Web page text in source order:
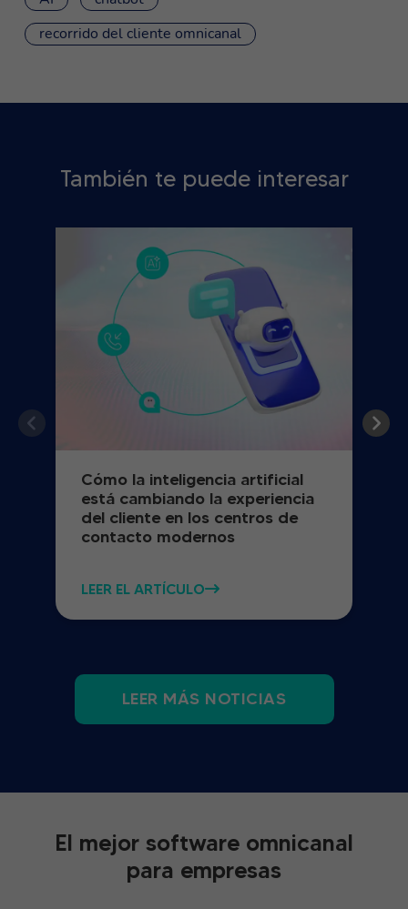
recorrido del cliente omnicanal
También te puede interesar
Cómo la inteligencia artificial
está cambiando la experiencia
del cliente en los centros de
contacto modernos
LEER EL ARTÍCULO
LEER MÁS NOTICIAS
El mejor software omnicanal
para empresas